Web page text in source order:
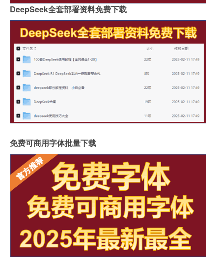
DeepSeek全套部署资料免费下载
免费可商用字体批量下载